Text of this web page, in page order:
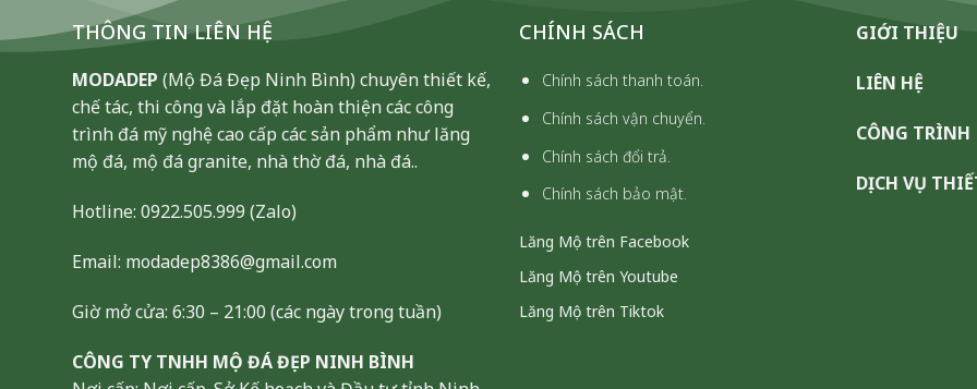
THÔNG TIN LIÊN HỆ
MODADEP (Mộ Đá Đẹp Ninh Bình) chuyên thiết kế,
chế tác, thi công và lắp đặt hoàn thiện các công
trình đá mỹ nghệ cao cấp các sản phẩm như lăng
mộ đá, mộ đá granite, nhà thờ đá, nhà đá..
Hotline: 0922.505.999 (Zalo)
Email: modadep8386@gmail.com
Giờ mở cửa: 6:30 – 21:00 (các ngày trong tuần)
CÔNG TY TNHH MỘ ĐÁ ĐẸP NINH BÌNH
CHÍNH SÁCH
Chính sách thanh toán.
Chính sách vận chuyển.
Chính sách đổi trả.
Chính sách bảo mật.
Lăng Mộ trên Facebook
Lăng Mộ trên Youtube
Lăng Mộ trên Tiktok
GIỚI THIỆU
LIÊN HỆ
CÔNG TRÌNH
DỊCH VỤ